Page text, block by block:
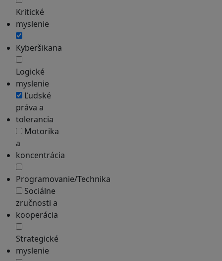
Kritické
myslenie
Kyberšikana
Logické
myslenie
Ľudské
práva a
tolerancia
Motorika
a
koncentrácia
Programovanie/Technika
Sociálne
zručnosti a
kooperácia
Strategické
myslenie